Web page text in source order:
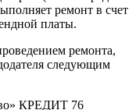
ремонт в счет
платы.
ремонта,
следующим
КРЕДИТ 76